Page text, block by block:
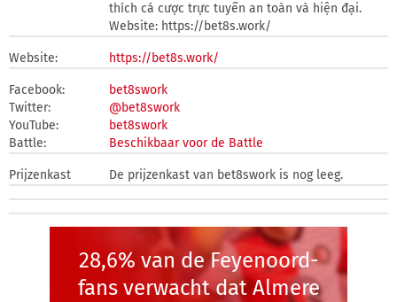
thích cá cược trực tuyến an toàn và hiện đại.
Website: https://bet8s.work/
Website: https://bet8s.work/
Facebook:
bet8swork
Twitter:
@bet8swork
YouTube:
bet8swork
Battle:
Beschikbaar voor de Battle
Prijzenkast De prijzenkast van bet8swork is nog leeg.
28,6% van de Feyenoord-
fans verwacht dat Almere